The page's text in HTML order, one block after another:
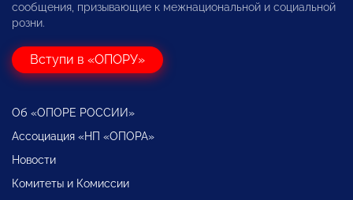
сообщения, призывающие к межнациональной и социальной
розни.
Вступи в «ОПОРУ»
Об «ОПОРЕ РОССИИ»
Ассоциация «НП «ОПОРА»
Новости
Комитеты и Комиссии